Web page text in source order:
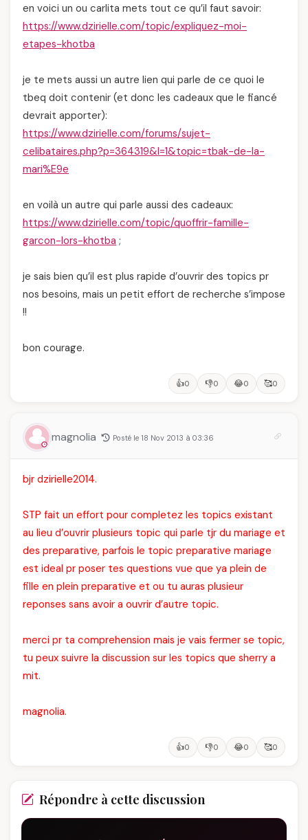
en voici un ou carlita mets tout ce qu’il faut savoir:
https://www.dzirielle.com/topic/expliquez-moi-
etapes-khotba
je te mets aussi un autre lien qui parle de ce quoi le
tbeq doit contenir (et donc les cadeaux que le fiancé
devrait apporter):
https://www.dzirielle.com/forums/sujet-
celibataires.php?p=364319&l=1&topic=tbak-de-la-
mari%E9e
en voilà un autre qui parle aussi des cadeaux:
https://www.dzirielle.com/topic/quoffrir-famille-
garcon-lors-khotba ;
je sais bien qu’il est plus rapide d’ouvrir des topics pr
nos besoins, mais un petit effort de recherche s’impose
!!
bon courage.
👍0 👎0 😂0 🥰0
magnolia Posté le 18 Nov 2013 à 03:36
bjr dzirielle2014.
STP fait un effort pour completez les topics existant
au lieu d’ouvrir plusieurs topic qui parle tjr du mariage et
des preparative, parfois le topic preparative mariage
est ideal pr poser tes questions vue que ya plein de
fille en plein preparative et ou tu auras plusieur
reponses sans avoir a ouvrir d’autre topic.
merci pr ta comprehension mais je vais fermer se topic,
tu peux suivre la discussion sur les topics que sherry a
mit.
magnolia.
👍0 👎0 😂0 🥰0
Répondre à cette discussion